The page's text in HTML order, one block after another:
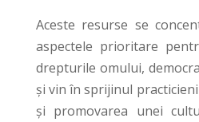
Aceste resurse se
aspectele prioritare
drepturile omului,
și vin în sprijinul
și promovarea unei